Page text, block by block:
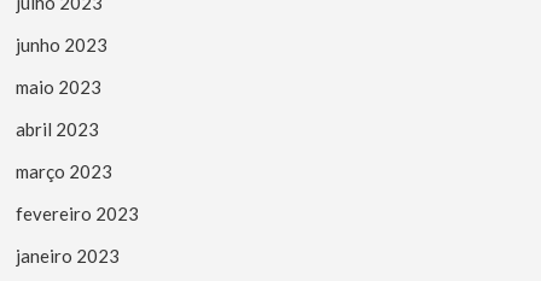
junho 2023
maio 2023
abril 2023
março 2023
fevereiro 2023
janeiro 2023